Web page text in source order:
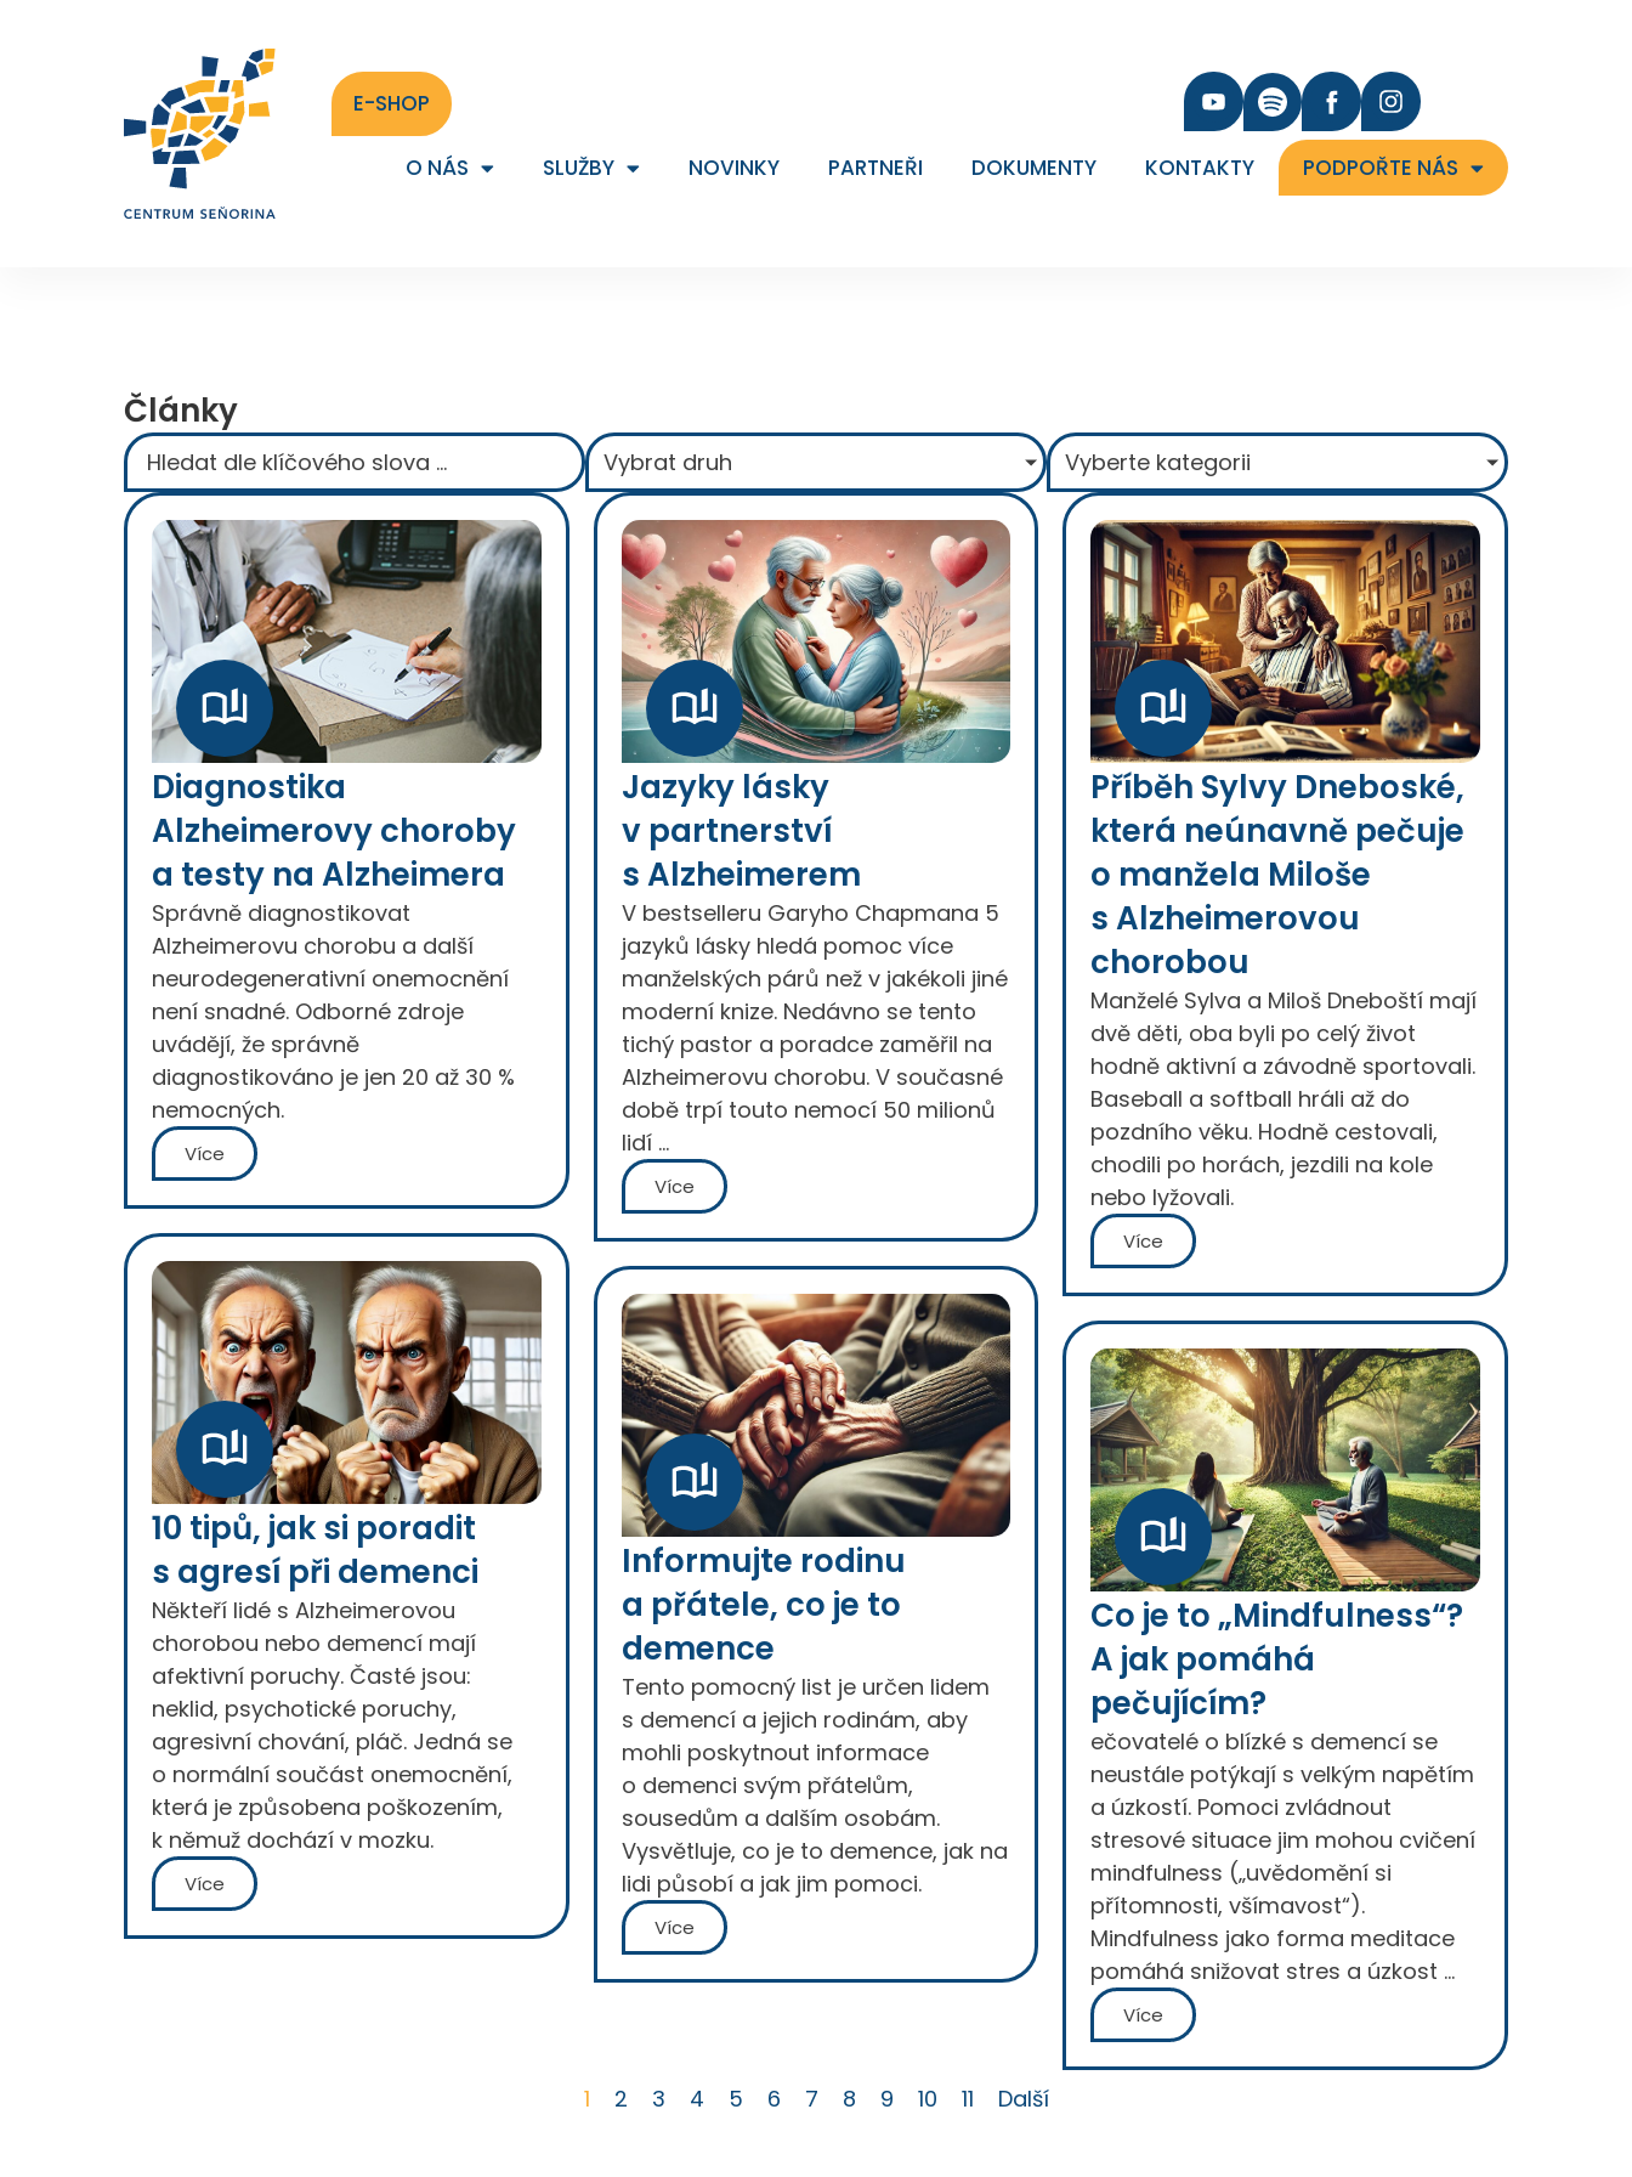
E-SHOP
O NÁS SLUŽBY NOVINKY PARTNEŘI DOKUMENTY KONTAKTY PODPOŘTE NÁS
Články
Vybrat druh Vyberte kategorii
Diagnostika
Alzheimerovy choroby
a testy na Alzheimera
Správně diagnostikovat
Alzheimerovu chorobu a další
neurodegenerativní onemocnění
není snadné. Odborné zdroje
uvádějí, že správně
diagnostikováno je jen 20 až 30 %
nemocných.
Více
Jazyky lásky
v partnerství
s Alzheimerem
V bestselleru Garyho Chapmana 5
jazyků lásky hledá pomoc více
manželských párů než v jakékoli jiné
moderní knize. Nedávno se tento
tichý pastor a poradce zaměřil na
Alzheimerovu chorobu. V současné
době trpí touto nemocí 50 milionů
lidí …
Více
Příběh Sylvy Dneboské,
která neúnavně pečuje
o manžela Miloše
s Alzheimerovou
chorobou
Manželé Sylva a Miloš Dneboští mají
dvě děti, oba byli po celý život
hodně aktivní a závodně sportovali.
Baseball a softball hráli až do
pozdního věku. Hodně cestovali,
chodili po horách, jezdili na kole
nebo lyžovali.
Více
10 tipů, jak si poradit
s agresí při demenci
Někteří lidé s Alzheimerovou
chorobou nebo demencí mají
afektivní poruchy. Časté jsou:
neklid, psychotické poruchy,
agresivní chování, pláč. Jedná se
o normální součást onemocnění,
která je způsobena poškozením,
k němuž dochází v mozku.
Více
Informujte rodinu
a přátele, co je to
demence
Tento pomocný list je určen lidem
s demencí a jejich rodinám, aby
mohli poskytnout informace
o demenci svým přátelům,
sousedům a dalším osobám.
Vysvětluje, co je to demence, jak na
lidi působí a jak jim pomoci.
Více
Co je to „Mindfulness“?
A jak pomáhá
pečujícím?
ečovatelé o blízké s demencí se
neustále potýkají s velkým napětím
a úzkostí. Pomoci zvládnout
stresové situace jim mohou cvičení
mindfulness („uvědomění si
přítomnosti, všímavost“).
Mindfulness jako forma meditace
pomáhá snižovat stres a úzkost …
Více
1 2 3 4 5 6 7 8 9 10 11 Další